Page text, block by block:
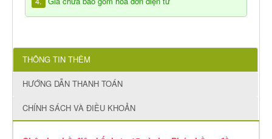
THÔNG TIN THÊM
HƯỚNG DẪN THANH TOÁN
CHÍNH SÁCH VÀ ĐIỀU KHOẢN